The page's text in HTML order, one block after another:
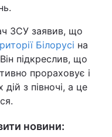
ЗСУ заявив, що
Білорусі на
підкреслив, що
прораховує і
з півночі, а це
новини: